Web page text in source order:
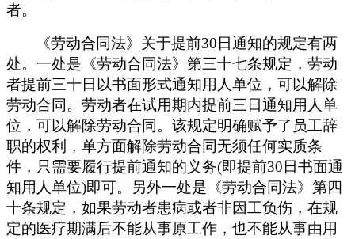
者。
《劳动合同法》关于提前30日通知的规定有两
处。一处是《劳动合同法》 第三十七条规定 ，劳动
者提前三十日以书面形式通知用人单位，可以解除
劳动合同。劳动者在试用期内提前三日通知用人单
位，可以解除劳动合同。 该规定明确赋予了 员工辞
职的权利，单方面解除劳动合同无须任何实质条
件，只需要履行提前通知的义务(即提前30日书面通
知用人单位)即可。 另外一处是 《劳动合同法》第四
十条规定，如果劳动者患病或者非因工负伤，在规
定的医疗期满后不能从事原工作，也不能从事由用